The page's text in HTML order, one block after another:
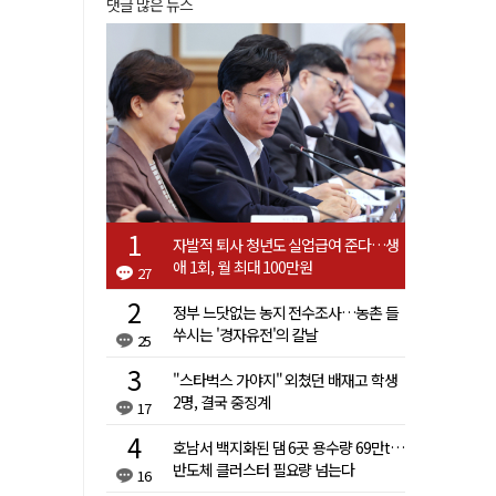
댓글 많은 뉴스
27
자발적 퇴사 청년도 실업급여 준다…생
애 1회, 월 최대 100만원
25
정부 느닷없는 농지 전수조사…농촌 들
쑤시는 '경자유전'의 칼날
17
"스타벅스 가야지" 외쳤던 배재고 학생
2명, 결국 중징계
16
호남서 백지화된 댐 6곳 용수량 69만t…
반도체 클러스터 필요량 넘는다